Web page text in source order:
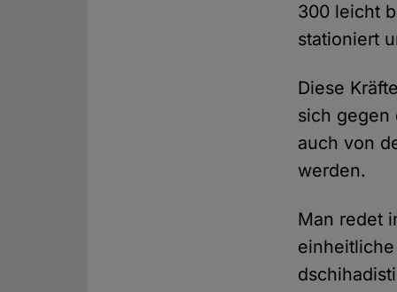
300 leicht
stationiert
Diese
sich gegen
auch von
werden.
Man redet